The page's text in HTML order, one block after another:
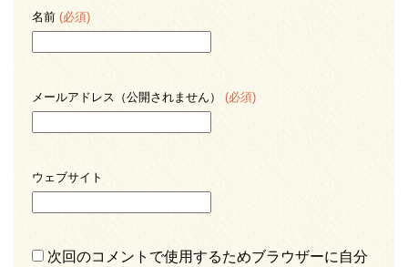
名前 (必須)
メールアドレス（公開されません） (必須)
ウェブサイト
次回のコメントで使用するためブラウザーに自分